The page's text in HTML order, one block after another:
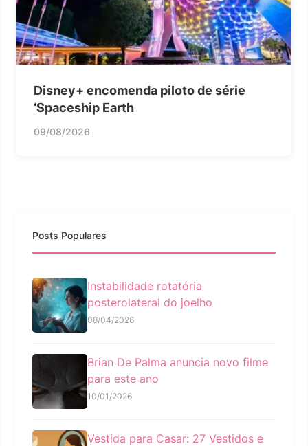
Disney+ encomenda piloto de série
‘Spaceship Earth
09/08/2026
Posts Populares
Instabilidade rotatória
posterolateral do joelho
08/04/2026
Brian De Palma anuncia novo filme
para este ano
10/01/2026
Vestida para Casar: 27 Vestidos e